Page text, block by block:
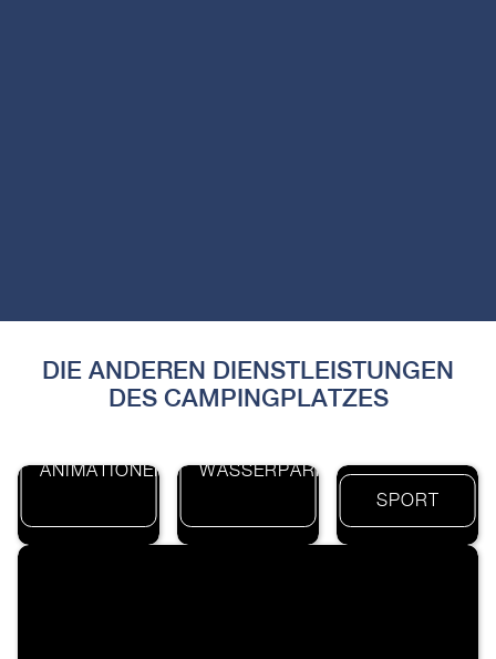
DIE ANDEREN DIENSTLEISTUNGEN
DES CAMPINGPLATZES
ANIMATIONEN
WASSERPARK
SPORT